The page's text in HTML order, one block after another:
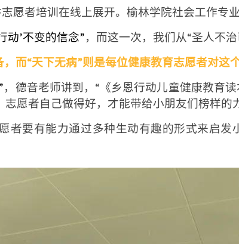
愿者培训在线上展开。榆林学院社会工作专
动’不变的信念”，而这一次，我们从“圣人不治
而“天下无病”则是每位健康教育志愿者对这
，德音老师讲到，“《乡恩行动儿童健康教育
愿者自己做得好，才能带给小朋友们榜样的
者要有能力通过多种生动有趣的形式来启发